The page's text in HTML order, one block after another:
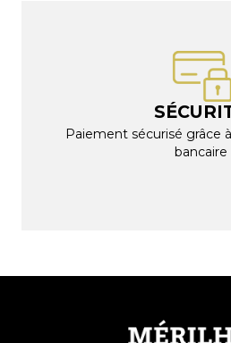
Paiement sécurisé grâce
bancaire